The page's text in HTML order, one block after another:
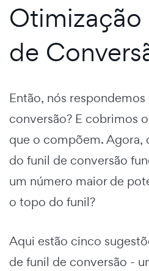
de
Então, nós
conversão? E cobrimos
que o compõem. Agora,
do funil de conversão
um número maior de
o topo do funil?
Aqui estão cinco
de funil de conversão -